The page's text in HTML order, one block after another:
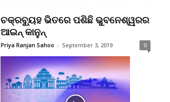
ଚକ୍ରବ୍ୟୁହ ଭିତରେ ପଶିଛି ଭୁବନେଶ୍ୱରର
ଆଇନ୍ କାନୁନ୍
Priya Ranjan Sahoo - September 3, 2019 0